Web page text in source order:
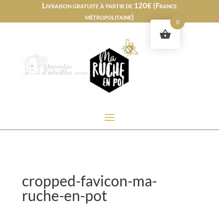
Livraison gratuite à partir de 120€ (France
métropolitaine)
cropped-favicon-ma-
ruche-en-pot
0